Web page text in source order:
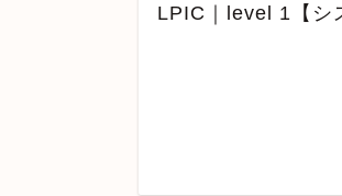
LPIC｜level 1【シ